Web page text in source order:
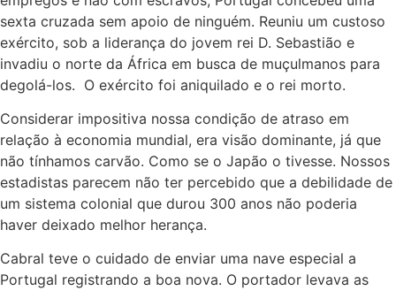
sexta cruzada sem apoio de ninguém. Reuniu um custoso
exército, sob a liderança do jovem rei D. Sebastião e
invadiu o norte da África em busca de muçulmanos para
degolá-los. O exército foi aniquilado e o rei morto.
Considerar impositiva nossa condição de atraso em
relação à economia mundial, era visão dominante, já que
não tínhamos carvão. Como se o Japão o tivesse. Nossos
estadistas parecem não ter percebido que a debilidade de
um sistema colonial que durou 300 anos não poderia
haver deixado melhor herança.
Cabral teve o cuidado de enviar uma nave especial a
Portugal registrando a boa nova. O portador levava as